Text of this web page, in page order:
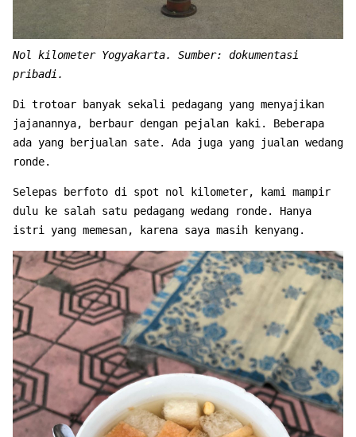
Nol kilometer Yogyakarta. Sumber: dokumentasi
pribadi.
Di trotoar banyak sekali pedagang yang menyajikan
jajanannya, berbaur dengan pejalan kaki. Beberapa
ada yang berjualan sate. Ada juga yang jualan wedang
ronde.
Selepas berfoto di spot nol kilometer, kami mampir
dulu ke salah satu pedagang wedang ronde. Hanya
istri yang memesan, karena saya masih kenyang.